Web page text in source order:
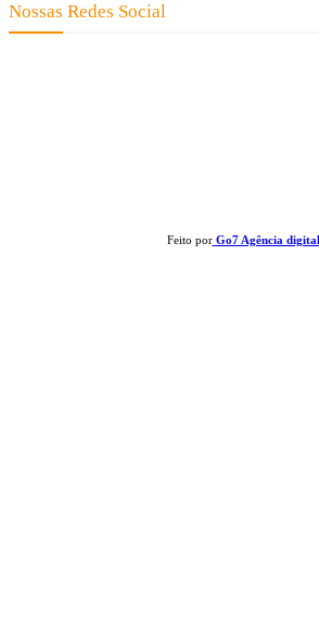
Nossas Redes Social
Feito porGo7 Agência digital